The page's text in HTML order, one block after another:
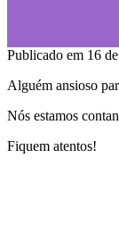
Publicado em 16
Alguém ansioso
Nós estamos
Fiquem atentos!